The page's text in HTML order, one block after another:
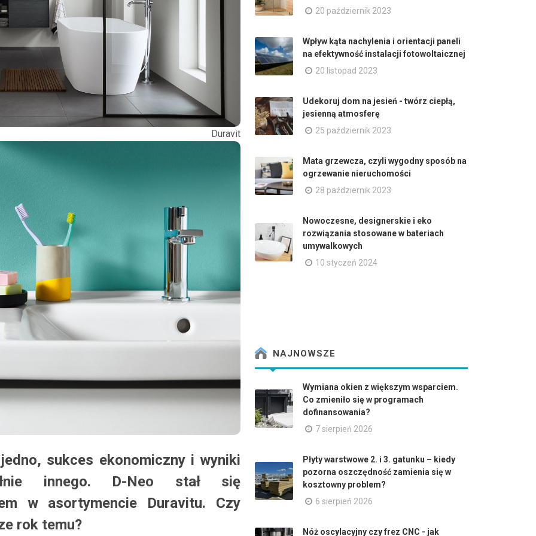
sukces ekonomiczny i wyniki
innego. D-Neo stał się
w asortymencie Duravitu. Czy
rok temu?
20 październik 2023
Wpływ kąta nachylenia i orientacji paneli
na efektywność instalacji fotowoltaicznej
20 listopad 2023
Udekoruj dom na jesień - twórz ciepłą,
jesienną atmosferę
25 październik 2023
Mata grzewcza, czyli wygodny sposób na
ogrzewanie nieruchomości
28 październik 2023
Nowoczesne, designerskie i eko
rozwiązania stosowane w bateriach
umywalkowych
10 styczeń 2024
NAJNOWSZE
Wymiana okien z większym wsparciem.
Co zmieniło się w programach
dofinansowania?
7 sierpień 2026
Płyty warstwowe 2. i 3. gatunku – kiedy
pozorna oszczędność zamienia się w
kosztowny problem?
6 sierpień 2026
Nóż oscylacyjny czy frez CNC - jak